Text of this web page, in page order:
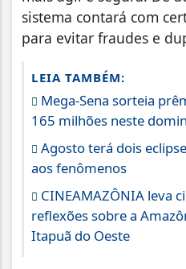
sistema contará com
para evitar fraudes e
LEIA TAMBÉM:
Mega-Sena sorteia
165 milhões neste
Agosto terá dois
aos fenômenos
CINEAMAZÔNIA leva
reflexões sobre a
Itapuã do Oeste